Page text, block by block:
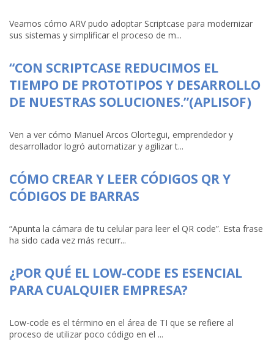
Veamos cómo ARV pudo adoptar Scriptcase para modernizar
sus sistemas y simplificar el proceso de m...
“CON SCRIPTCASE REDUCIMOS EL
TIEMPO DE PROTOTIPOS Y DESARROLLO
DE NUESTRAS SOLUCIONES.”(APLISOF)
Ven a ver cómo Manuel Arcos Olortegui, emprendedor y
desarrollador logró automatizar y agilizar t...
CÓMO CREAR Y LEER CÓDIGOS QR Y
CÓDIGOS DE BARRAS
“Apunta la cámara de tu celular para leer el QR code”. Esta frase
ha sido cada vez más recurr...
¿POR QUÉ EL LOW-CODE ES ESENCIAL
PARA CUALQUIER EMPRESA?
Low-code es el término en el área de TI que se refiere al
proceso de utilizar poco código en el ...